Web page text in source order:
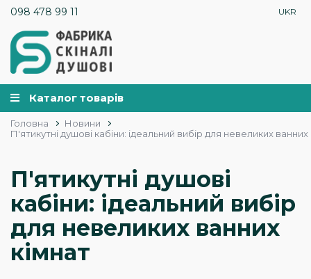
098 478 99 11
Каталог товарів
Головна
Новини
П'ятикутні душові кабіни: ідеальний вибір для невеликих ванних
П'ятикутні душові
кабіни: ідеальний вибір
для невеликих ванних
кімнат